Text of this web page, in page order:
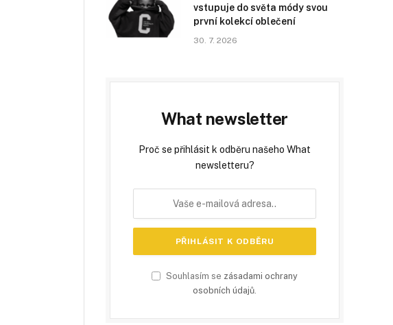
vstupuje do světa módy svou
první kolekcí oblečení
30. 7. 2026
What newsletter
Proč se přihlásit k odběru našeho What
newsletteru?
Souhlasím se zásadami ochrany
osobních údajů